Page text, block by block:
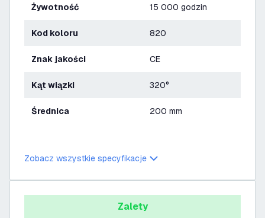
Żywotność 15 000 godzin
Kod koloru 820
Znak jakości CE
Kąt wiązki 320°
Średnica 200 mm
Zobacz wszystkie specyfikacje
Zalety